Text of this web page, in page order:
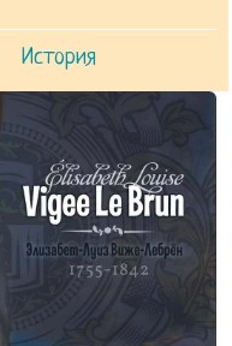
История